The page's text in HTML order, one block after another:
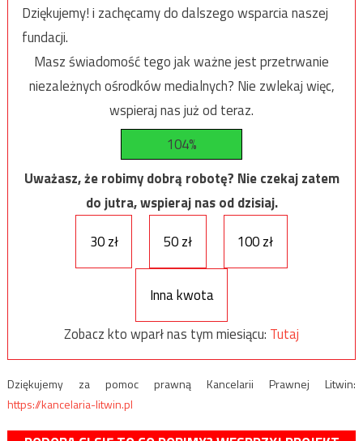
Dziękujemy! i zachęcamy do dalszego wsparcia naszej
fundacji.
Masz świadomość tego jak ważne jest przetrwanie
niezależnych ośrodków medialnych? Nie zwlekaj więc,
wspieraj nas już od teraz.
104%
Uważasz, że robimy dobrą robotę? Nie czekaj zatem
do jutra, wspieraj nas od dzisiaj.
30 zł
50 zł 100 zł
Inna kwota
Zobacz kto wparł nas tym miesiącu: Tutaj
Dziękujemy za pomoc prawną Kancelarii Prawnej Litwin:
https://kancelaria-litwin.pl